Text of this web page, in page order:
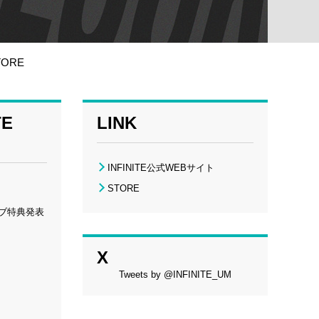
特典発表
LINK
INFINITE公式WEBサイト
STORE
X
Tweets by @INFINITE_UM